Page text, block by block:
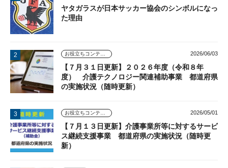
ヤタガラスが日本サッカー協会のシンボルになっ
た理由
2026/06/03
【７月３１日更新】２０２６年度（令和８年
度） 介護テクノロジー関連補助事業 都道府県
の実施状況（随時更新）
2026/05/01
【７月１３日更新】介護事業所等に対するサービ
ス継続支援事業 都道府県の実施状況（随時更
新）